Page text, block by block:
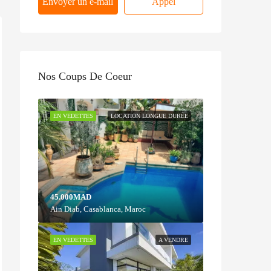
Nos Coups De Coeur
LOCATION LONGUE DURÉE
EN VEDETTES
45.000MAD
Ain Diab, Casablanca, Maroc
A VENDRE
EN VEDETTES